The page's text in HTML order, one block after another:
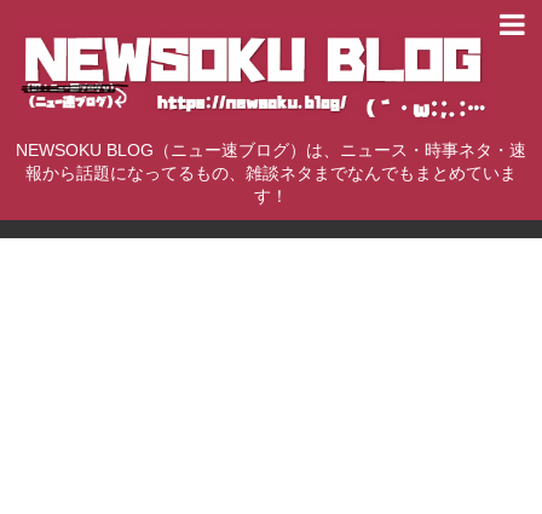
NEWSOKU BLOG（ニュー速ブログ）は、ニュース・時事ネタ・速
報から話題になってるもの、雑談ネタまでなんでもまとめていま
す！